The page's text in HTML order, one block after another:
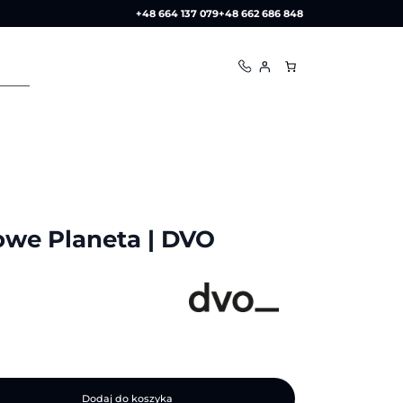
+48 664 137 079+48 662 686 848
Planeta | DVO
Dodaj do koszyka